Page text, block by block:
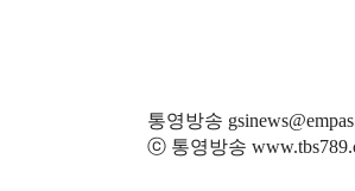
통영방송
ⓒ 통영방송